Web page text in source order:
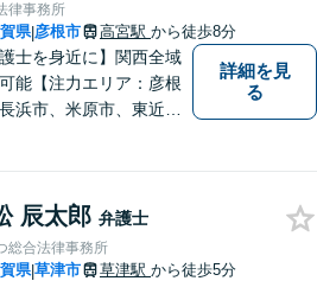
律事務所
県|彦根市 高宮駅 から徒歩8分
護士を身近に】関西全域
能【注力エリア：彦根
浜市、米原市、東近江
不安を和らげベストな
策を提供します「迅速丁
無料相談有・駐車場完
詳細を見
る
辰太郎 弁護士
総合法律事務所
県|草津市 草津駅 から徒歩5分